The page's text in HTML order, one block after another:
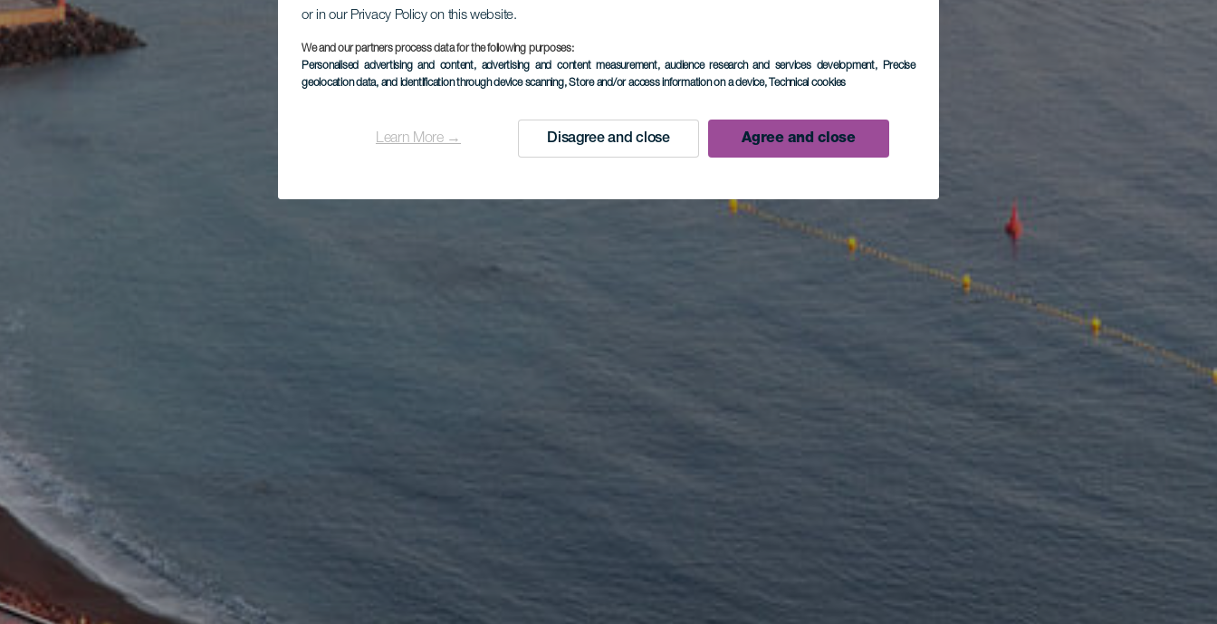
or in our Privacy Policy on this website.
We and our partners process data for the following purposes:
Personalised advertising and content, advertising and content measurement, audience research and services development, Precise
geolocation data, and identification through device scanning, Store and/or access information on a device, Technical cookies
Learn More → Disagree and close Agree and close